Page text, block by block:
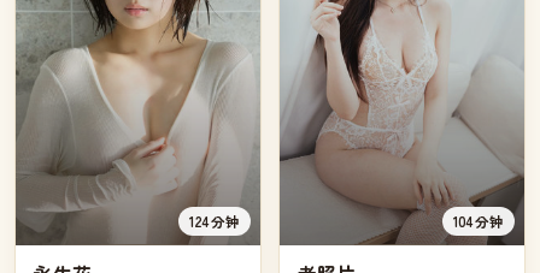
124分钟 104分钟